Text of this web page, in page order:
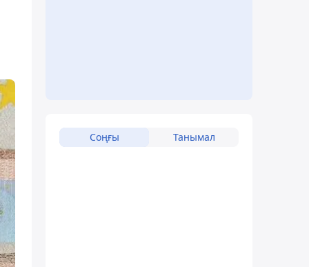
Соңғы Танымал